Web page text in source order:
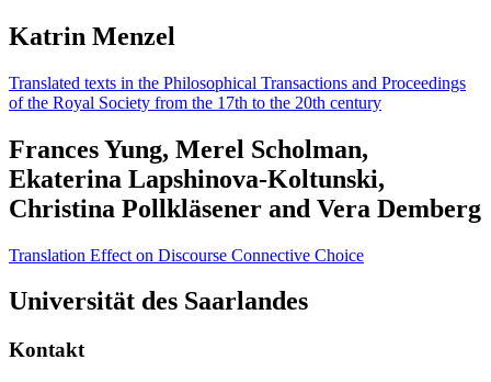
Katrin Menzel
Translated texts in the Philosophical Transactions and Proceedings
of the Royal Society from the 17th to the 20th century
Frances Yung, Merel Scholman,
Ekaterina Lapshinova-Koltunski,
Christina Pollkläsener and Vera Demberg
Translation Effect on Discourse Connective Choice
Universität des Saarlandes
Kontakt